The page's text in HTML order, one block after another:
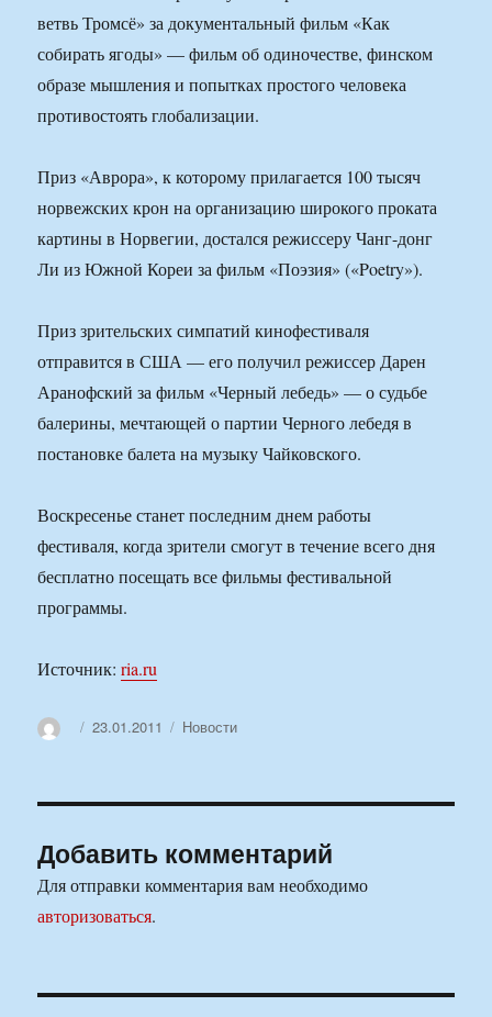
ветвь Тромсё» за документальный фильм «Как
собирать ягоды» — фильм об одиночестве, финском
образе мышления и попытках простого человека
противостоять глобализации.
Приз «Аврора», к которому прилагается 100 тысяч
норвежских крон на организацию широкого проката
картины в Норвегии, достался режиссеру Чанг-донг
Ли из Южной Кореи за фильм «Поэзия» («Poetry»).
Приз зрительских симпатий кинофестиваля
отправится в США — его получил режиссер Дарен
Аранофский за фильм «Черный лебедь» — о судьбе
балерины, мечтающей о партии Черного лебедя в
постановке балета на музыку Чайковского.
Воскресенье станет последним днем работы
фестиваля, когда зрители смогут в течение всего дня
бесплатно посещать все фильмы фестивальной
программы.
Источник:ria.ru
АвторОпубликовано
23.01.2011 Рубрики
Новости
Добавить комментарий
Для отправки комментария вам необходимо
авторизоваться.